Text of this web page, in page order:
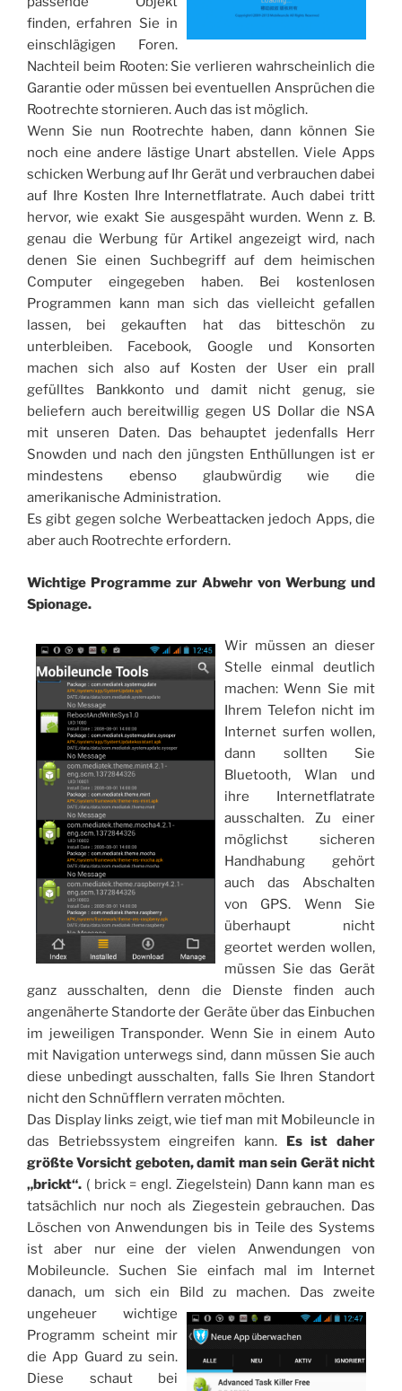
finden, erfahren Sie in
einschlägigen Foren.
Nachteil beim Rooten: Sie verlieren wahrscheinlich die
Garantie oder müssen bei eventuellen Ansprüchen die
Rootrechte stornieren. Auch das ist möglich.
Wenn Sie nun Rootrechte haben, dann können Sie
noch eine andere lästige Unart abstellen. Viele Apps
schicken Werbung auf Ihr Gerät und verbrauchen dabei
auf Ihre Kosten Ihre Internetflatrate. Auch dabei tritt
hervor, wie exakt Sie ausgespäht wurden. Wenn z. B.
genau die Werbung für Artikel angezeigt wird, nach
denen Sie einen Suchbegriff auf dem heimischen
Computer eingegeben haben. Bei kostenlosen
Programmen kann man sich das vielleicht gefallen
lassen, bei gekauften hat das bitteschön zu
unterbleiben. Facebook, Google und Konsorten
machen sich also auf Kosten der User ein prall
gefülltes Bankkonto und damit nicht genug, sie
beliefern auch bereitwillig gegen US Dollar die NSA
mit unseren Daten. Das behauptet jedenfalls Herr
Snowden und nach den jüngsten Enthüllungen ist er
mindestens ebenso glaubwürdig wie die
amerikanische Administration.
Es gibt gegen solche Werbeattacken jedoch Apps, die
aber auch Rootrechte erfordern.
Wichtige Programme zur Abwehr von Werbung und
Spionage.
Wir müssen an dieser
Stelle einmal deutlich
machen: Wenn Sie mit
Ihrem Telefon nicht im
Internet surfen wollen,
dann sollten Sie
Bluetooth, Wlan und
ihre Internetflatrate
ausschalten. Zu einer
möglichst sicheren
Handhabung gehört
auch das Abschalten
von GPS. Wenn Sie
überhaupt nicht
geortet werden wollen,
müssen Sie das Gerät
ganz ausschalten, denn die Dienste finden auch
angenäherte Standorte der Geräte über das Einbuchen
im jeweiligen Transponder. Wenn Sie in einem Auto
mit Navigation unterwegs sind, dann müssen Sie auch
diese unbedingt ausschalten, falls Sie Ihren Standort
nicht den Schnüfflern verraten möchten.
Das Display links zeigt, wie tief man mit Mobileuncle in
das Betriebssystem eingreifen kann. Es ist daher
größte Vorsicht geboten, damit man sein Gerät nicht
„brickt“. ( brick = engl. Ziegelstein) Dann kann man es
tatsächlich nur noch als Ziegestein gebrauchen. Das
Löschen von Anwendungen bis in Teile des Systems
ist aber nur eine der vielen Anwendungen von
Mobileuncle. Suchen Sie einfach mal im Internet
danach, um sich ein Bild zu machen. Das zweite
ungeheuer wichtige
Programm scheint mir
die App Guard zu sein.
Diese schaut bei